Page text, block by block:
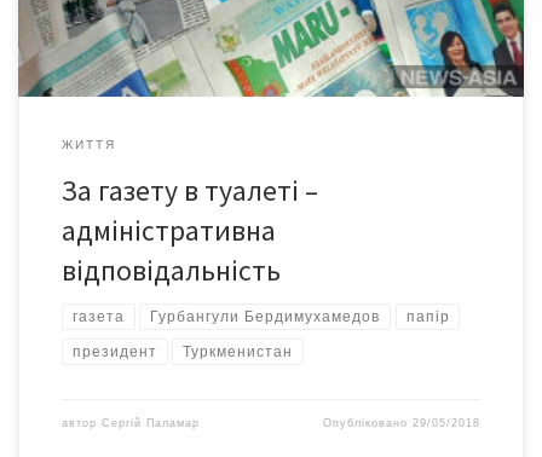
практично жодного видання, в якому б не було знімків […]
ЖИТТЯ
За газету в туалеті –
адміністративна
відповідальність
газета Гурбангули Бердимухамедов папір
президент Туркменистан
автор Сергій Паламар Опубліковано29/05/2018